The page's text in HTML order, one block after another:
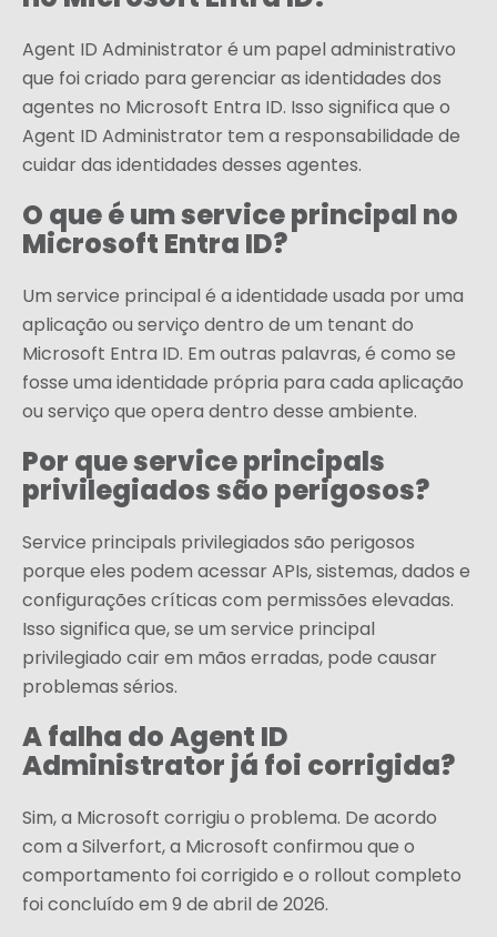
Agent ID Administrator é um papel administrativo
que foi criado para gerenciar as identidades dos
agentes no Microsoft Entra ID. Isso significa que o
Agent ID Administrator tem a responsabilidade de
cuidar das identidades desses agentes.
O que é um service principal no
Microsoft Entra ID?
Um service principal é a identidade usada por uma
aplicação ou serviço dentro de um tenant do
Microsoft Entra ID. Em outras palavras, é como se
fosse uma identidade própria para cada aplicação
ou serviço que opera dentro desse ambiente.
Por que service principals
privilegiados são perigosos?
Service principals privilegiados são perigosos
porque eles podem acessar APIs, sistemas, dados e
configurações críticas com permissões elevadas.
Isso significa que, se um service principal
privilegiado cair em mãos erradas, pode causar
problemas sérios.
A falha do Agent ID
Administrator já foi corrigida?
Sim, a Microsoft corrigiu o problema. De acordo
com a Silverfort, a Microsoft confirmou que o
comportamento foi corrigido e o rollout completo
foi concluído em 9 de abril de 2026.